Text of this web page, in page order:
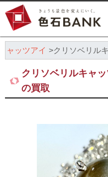
ャッツアイ クリソベリル
クリソベリルキャ
の買取